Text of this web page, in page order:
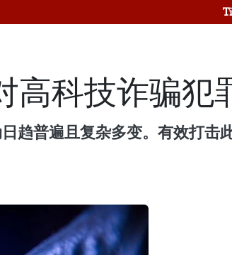
高科技诈骗犯
趋普遍且复杂多变。有效打击